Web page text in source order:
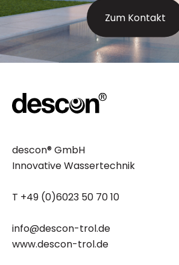
Zum Kontakt
descon® GmbH
Innovative Wassertechnik
T +49 (0)6023 50 70 10
info@descon-trol.de
www.descon-trol.de